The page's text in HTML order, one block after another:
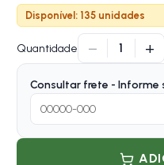
Disponível: 135 unidades
Quantidade − 1 +
Consultar frete - Informe